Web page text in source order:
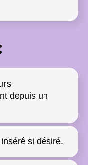
depuis un
si désiré.